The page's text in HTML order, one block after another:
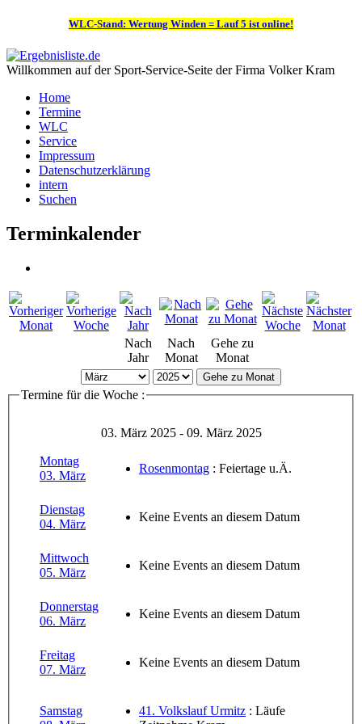
WLC-Stand: Wertung Winden = Lauf 5 ist online!
Willkommen auf der Sport-Service-Seite der Firma Volker Kram
Home
Termine
WLC
Service
Impressum
Datenschutzerklärung
intern
Suchen
Terminkalender
Nach
Jahr
Nach
Monat
Gehe zu
Monat
Gehe zu Monat
Termine für die Woche :
03. März 2025 - 09. März 2025
Montag
03. März
Rosenmontag : Feiertage u.Ä.
Dienstag
04. März
Keine Events an diesem Datum
Mittwoch
05. März
Keine Events an diesem Datum
Donnerstag
06. März
Keine Events an diesem Datum
Freitag
07. März
Keine Events an diesem Datum
Samstag
41. Volkslauf Urmitz : Läufe